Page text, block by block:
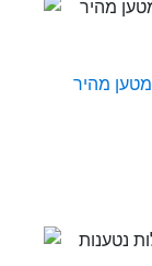
מטען מהיר Panasonic ו-4 סוללות נטענות eneloop AA